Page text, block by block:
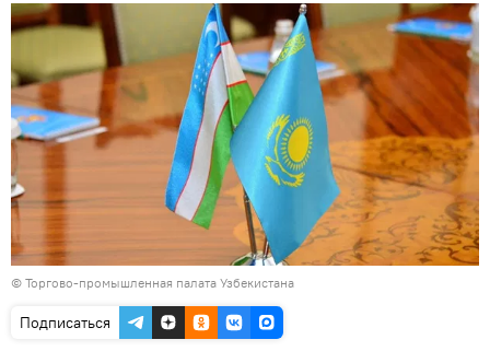
© Торгово-промышленная палата Узбекистана
Подписаться